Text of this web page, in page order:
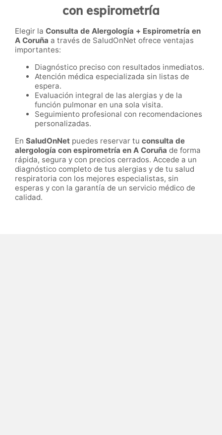
con espirometría
Elegir la Consulta de Alergología + Espirometría en
A Coruña a través de SaludOnNet ofrece ventajas
importantes:
Diagnóstico preciso con resultados inmediatos.
Atención médica especializada sin listas de
espera.
Evaluación integral de las alergias y de la
función pulmonar en una sola visita.
Seguimiento profesional con recomendaciones
personalizadas.
En SaludOnNet puedes reservar tu consulta de
alergología con espirometría en A Coruña de forma
rápida, segura y con precios cerrados. Accede a un
diagnóstico completo de tus alergias y de tu salud
respiratoria con los mejores especialistas, sin
esperas y con la garantía de un servicio médico de
calidad.